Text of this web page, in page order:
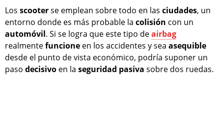
Los scooterse emplean sobre todo en las ciudades, un
entorno donde es más probable la colisión con un
automóvil. Si se logra que este tipo deairbag
realmentefuncione en los accidentes y sea asequible
desde el punto de vista económico, podría suponer un
paso decisivo en la seguridad pasiva sobre dos ruedas.